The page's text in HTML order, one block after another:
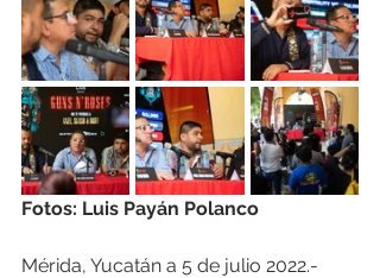
Fotos: Luis Payán Polanco
Mérida, Yucatán a 5 de julio 2022.-